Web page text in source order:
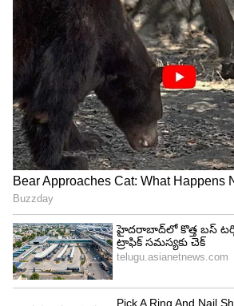
తీసుకువస్తుంది. తర్వాత వేదా కాఫీ
మాట్లాడుతూ కన్ఫ్యూజన్ లో తీయని
లెస్ కాఫీ యష్ ఇస్తుంది.